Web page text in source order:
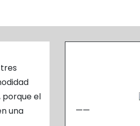
porque el
una
——